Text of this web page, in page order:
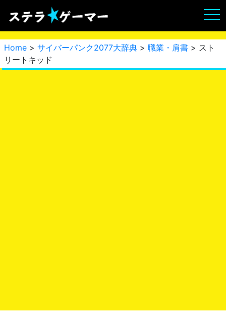
Home > サイバーパンク2077大辞典 > 職業・肩書 > スト
リートキッド